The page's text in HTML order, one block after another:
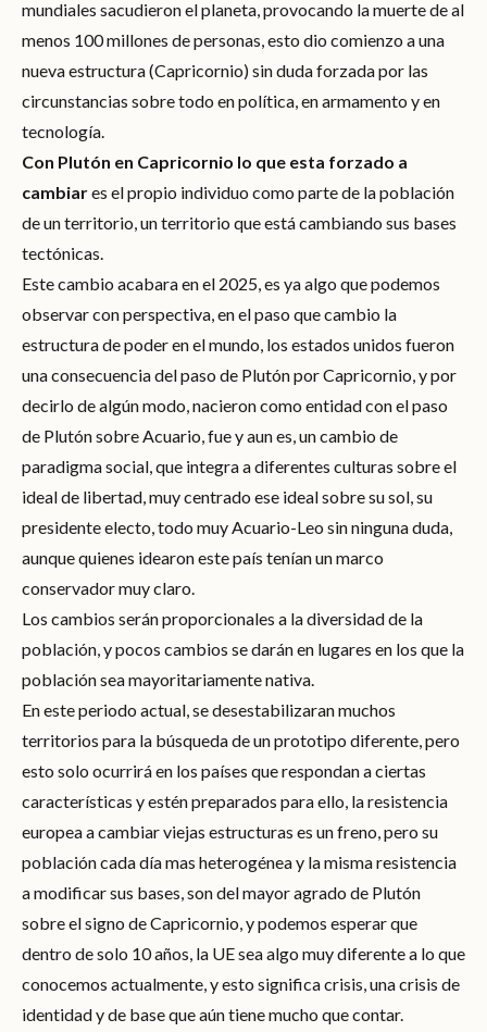
mundiales sacudieron el planeta, provocando la muerte de al
menos 100 millones de personas, esto dio comienzo a una
nueva estructura (Capricornio) sin duda forzada por las
circunstancias sobre todo en política, en armamento y en
tecnología.
Con Plutón en Capricornio lo que esta forzado a
cambiares el propio individuo como parte de la población
de un territorio, un territorio que está cambiando sus bases
tectónicas.
Este cambio acabara en el 2025, es ya algo que podemos
observar con perspectiva, en el paso que cambio la
estructura de poder en el mundo, los estados unidos fueron
una consecuencia del paso de Plutón por Capricornio, y por
decirlo de algún modo, nacieron como entidad con el paso
de Plutón sobre Acuario, fue y aun es, un cambio de
paradigma social, que integra a diferentes culturas sobre el
ideal de libertad, muy centrado ese ideal sobre su sol, su
presidente electo, todo muy Acuario-Leo sin ninguna duda,
aunque quienes idearon este país tenían un marco
conservador muy claro.
Los cambios serán proporcionales a la diversidad de la
población, y pocos cambios se darán en lugares en los que la
población sea mayoritariamente nativa.
En este periodo actual, se desestabilizaran muchos
territorios para la búsqueda de un prototipo diferente, pero
esto solo ocurrirá en los países que respondan a ciertas
características y estén preparados para ello, la resistencia
europea a cambiar viejas estructuras es un freno, pero su
población cada día mas heterogénea y la misma resistencia
a modificar sus bases, son del mayor agrado de Plutón
sobre el signo de Capricornio, y podemos esperar que
dentro de solo 10 años, la UE sea algo muy diferente a lo que
conocemos actualmente, y esto significa crisis, una crisis de
identidad y de base que aún tiene mucho que contar.